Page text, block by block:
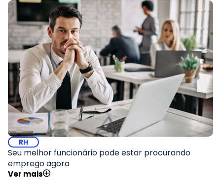
RH
Seu melhor funcionário pode estar procurando
emprego agora
Ver mais